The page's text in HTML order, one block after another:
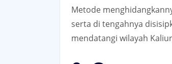
Metode
serta di tengahnya
mendatangi wilayah